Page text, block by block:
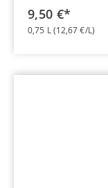
9,50 €*
0,75 L(12,67 €/L)